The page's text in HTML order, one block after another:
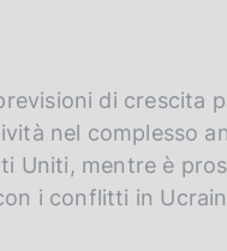
di crescita
nel complesso
Uniti, mentre è
i conflitti in